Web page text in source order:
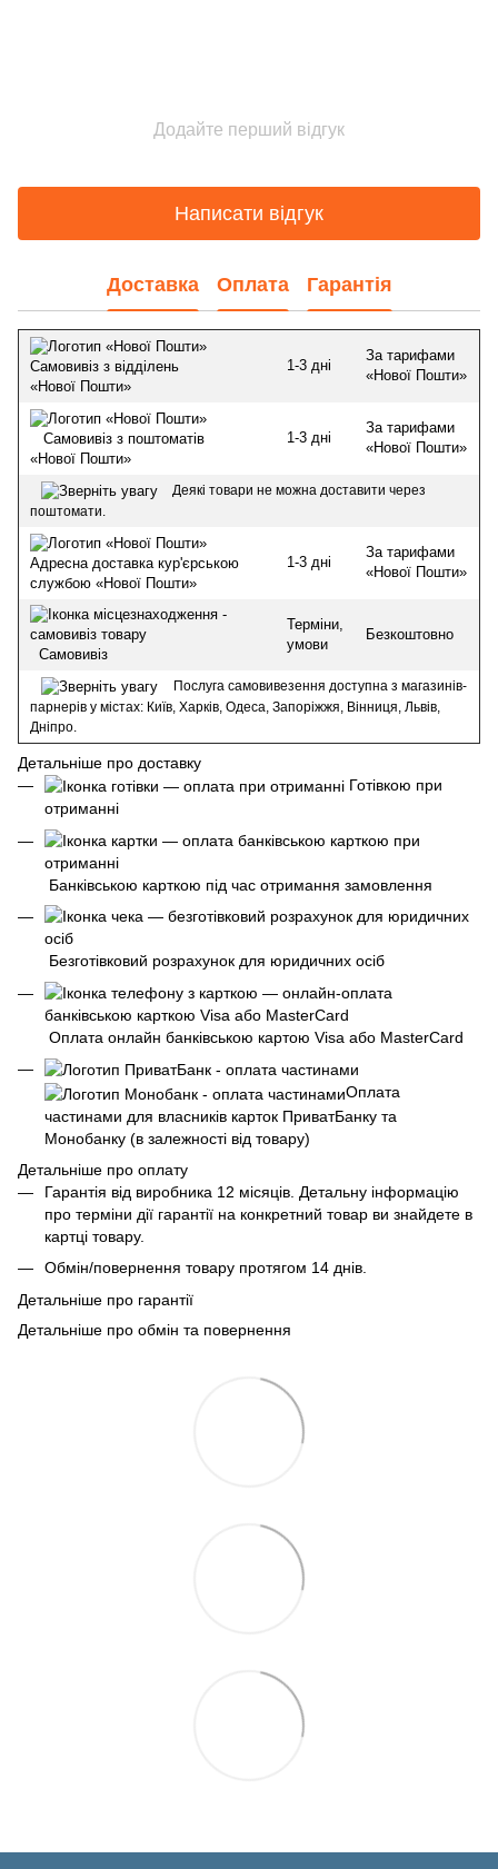
Додайте перший відгук
Написати відгук
Доставка Оплата Гарантія
Самовивіз з відділень
«Нової Пошти»
1-3 дні
За тарифами
«Нової Пошти»
Самовивіз з поштоматів
«Нової Пошти»
1-3 дні
За тарифами
«Нової Пошти»
Деякі товари не можна доставити через
поштомати.
Адресна доставка кур'єрською
службою «Нової Пошти»
1-3 дні
За тарифами
«Нової Пошти»
Самовивіз
Терміни,
умови
Безкоштовно
Послуга самовивезення доступна з магазинів-
парнерів у містах: Київ, Харків, Одеса, Запоріжжя, Вінниця, Львів,
Дніпро.
Детальніше про доставку
Готівкою при
отриманні
Банківською карткою під час отримання замовлення
Безготівковий розрахунок для юридичних осіб
Оплата онлайн банківською картою Visa або MasterCard
Оплата
частинами для власників карток ПриватБанку та
Монобанку (в залежності від товару)
Детальніше про оплату
Гарантія від виробника 12 місяців. Детальну інформацію
про терміни дії гарантії на конкретний товар ви знайдете в
картці товару.
Обмін/повернення товару протягом 14 днів.
Детальніше про гарантії
Детальніше про обмін та повернення